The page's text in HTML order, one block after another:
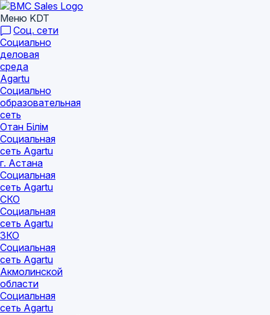
Меню KDT
Соц. сети
Социально
деловая
среда
Agartu
Социально
образовательная
сеть
Отан Бiлiм
Социальная
сеть Agartu
г. Астана
Социальная
сеть Agartu
СКО
Социальная
сеть Agartu
ЗКО
Социальная
сеть Agartu
Акмолинской
области
Социальная
сеть Agartu